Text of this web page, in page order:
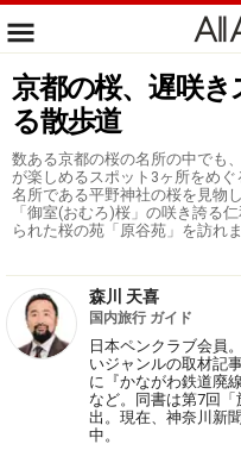
京都の桜、遅咲
る散歩道
数ある京都の桜の名所の中でも
が楽しめるスポット3ヶ所をめ
名所である平野神社の桜を見物
「御室(おむろ)桜」の咲き誇る
られた桜の苑「原谷苑」を訪れま
森川 天喜
国内旅行 ガイド
日本ペンクラブ会員
いジャンルの取材記
に『かながわ鉄道廃
など。同書は第7回
出。現在、神奈川新
中。